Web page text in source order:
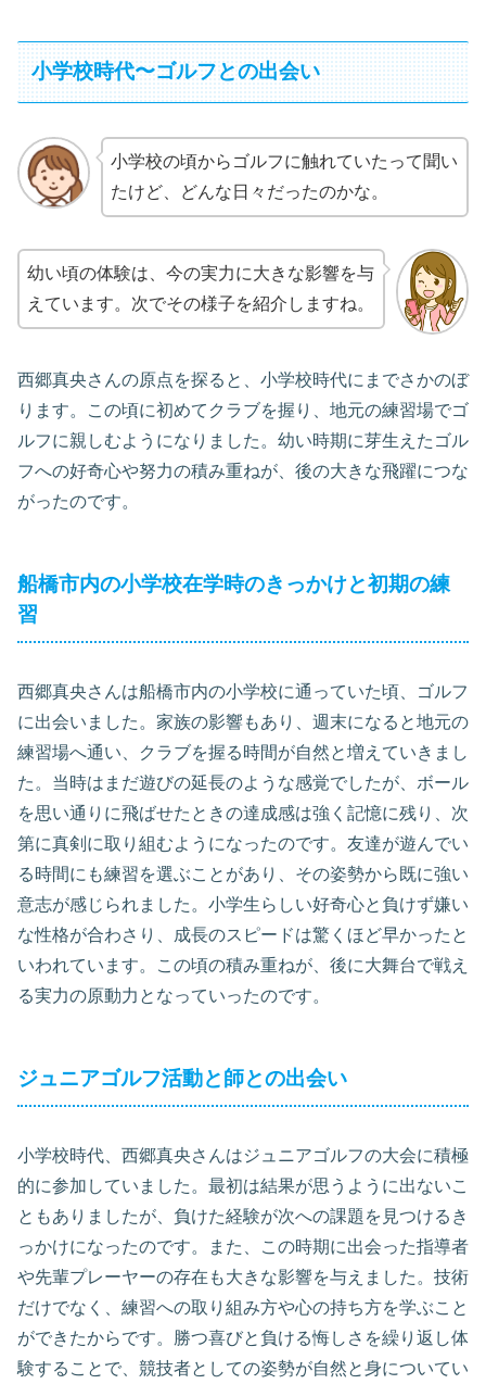
小学校時代〜ゴルフとの出会い
小学校の頃からゴルフに触れていたって聞い
たけど、どんな日々だったのかな。
幼い頃の体験は、今の実力に大きな影響を与
えています。次でその様子を紹介しますね。
西郷真央さんの原点を探ると、小学校時代にまでさかのぼ
ります。この頃に初めてクラブを握り、地元の練習場でゴ
ルフに親しむようになりました。幼い時期に芽生えたゴル
フへの好奇心や努力の積み重ねが、後の大きな飛躍につな
がったのです。
船橋市内の小学校在学時のきっかけと初期の練
習
西郷真央さんは船橋市内の小学校に通っていた頃、ゴルフ
に出会いました。家族の影響もあり、週末になると地元の
練習場へ通い、クラブを握る時間が自然と増えていきまし
た。当時はまだ遊びの延長のような感覚でしたが、ボール
を思い通りに飛ばせたときの達成感は強く記憶に残り、次
第に真剣に取り組むようになったのです。友達が遊んでい
る時間にも練習を選ぶことがあり、その姿勢から既に強い
意志が感じられました。小学生らしい好奇心と負けず嫌い
な性格が合わさり、成長のスピードは驚くほど早かったと
いわれています。この頃の積み重ねが、後に大舞台で戦え
る実力の原動力となっていったのです。
ジュニアゴルフ活動と師との出会い
小学校時代、西郷真央さんはジュニアゴルフの大会に積極
的に参加していました。最初は結果が思うように出ないこ
ともありましたが、負けた経験が次への課題を見つけるき
っかけになったのです。また、この時期に出会った指導者
や先輩プレーヤーの存在も大きな影響を与えました。技術
だけでなく、練習への取り組み方や心の持ち方を学ぶこと
ができたからです。勝つ喜びと負ける悔しさを繰り返し体
験することで、競技者としての姿勢が自然と身についてい